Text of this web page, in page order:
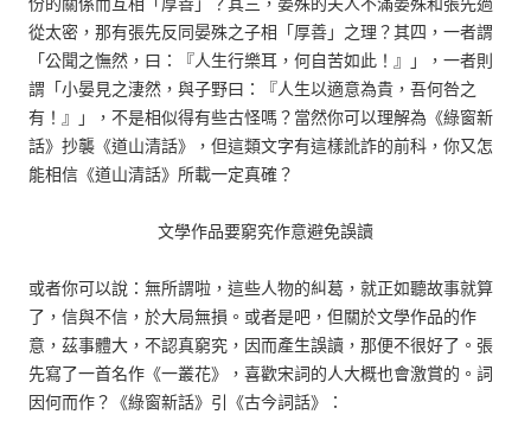
從太密，那有張先反同晏殊之子相「厚善」之理？其四，一者謂
「公聞之憮然，曰：『人生行樂耳，何自苦如此！』」，一者則
謂「小晏見之淒然，與子野曰：『人生以適意為貴，吾何咎之
有！』」，不是相似得有些古怪嗎？當然你可以理解為《綠窗新
話》抄襲《道山清話》，但這類文字有這樣訛詐的前科，你又怎
能相信《道山清話》所載一定真確？
文學作品要窮究作意避免誤讀
或者你可以說：無所謂啦，這些人物的糾葛，就正如聽故事就算
了，信與不信，於大局無損。或者是吧，但關於文學作品的作
意，茲事體大，不認真窮究，因而產生誤讀，那便不很好了。張
先寫了一首名作《一叢花》，喜歡宋詞的人大概也會激賞的。詞
因何而作？《綠窗新話》引《古今詞話》：